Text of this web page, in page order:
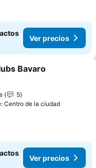
Ver precios
a favoritos
Bavaro
5
Centro de la ciudad
Ver precios